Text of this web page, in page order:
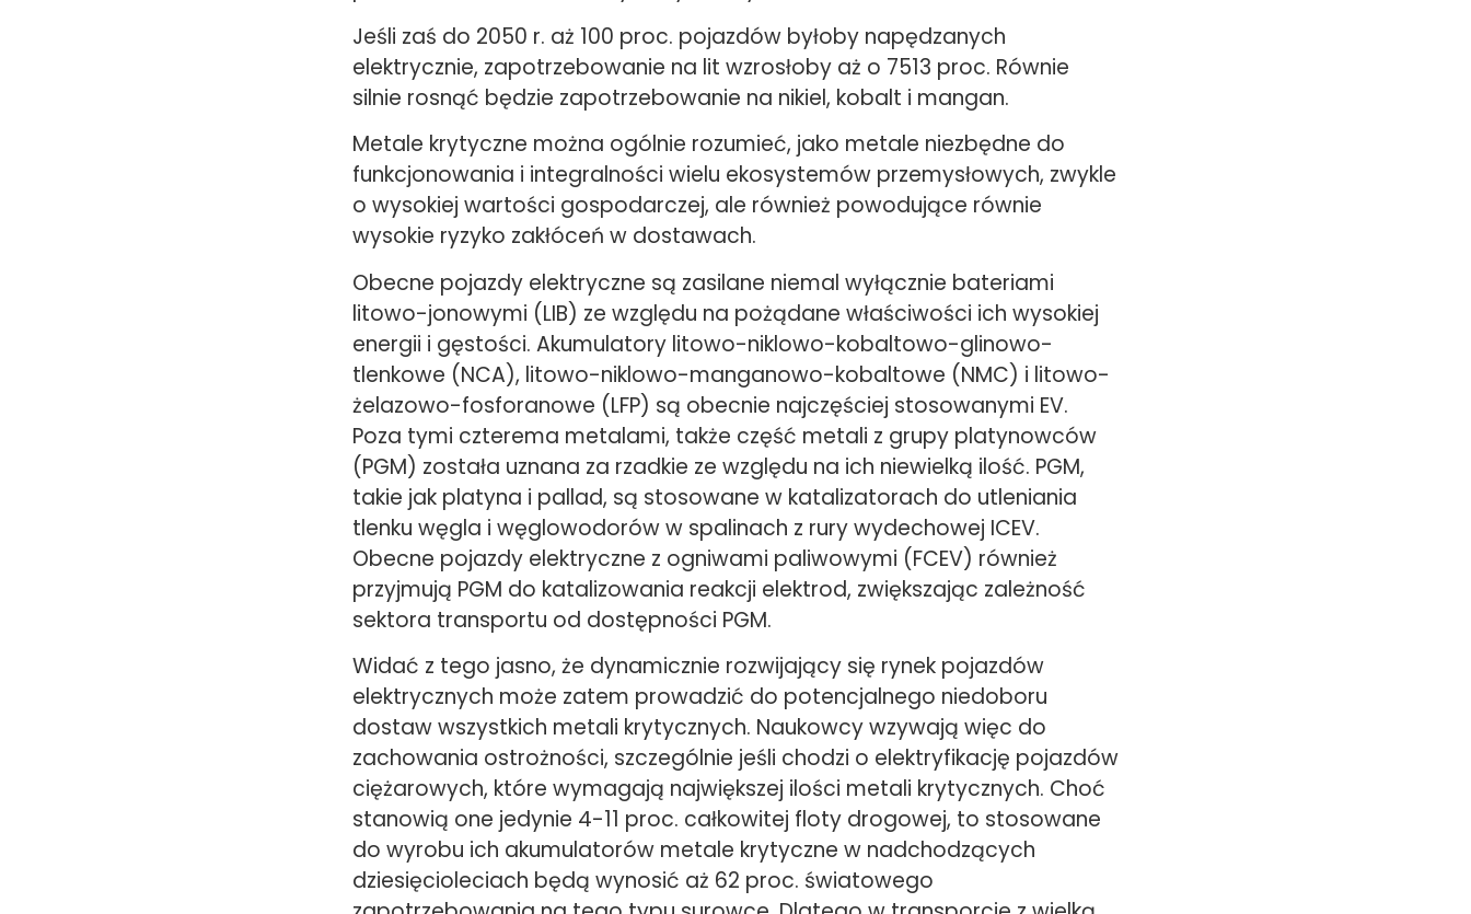
Jeśli zaś do 2050 r. aż 100 proc. pojazdów byłoby napędzanych
elektrycznie, zapotrzebowanie na lit wzrosłoby aż o 7513 proc. Równie
silnie rosnąć będzie zapotrzebowanie na nikiel, kobalt i mangan.
Metale krytyczne można ogólnie rozumieć, jako metale niezbędne do
funkcjonowania i integralności wielu ekosystemów przemysłowych, zwykle
o wysokiej wartości gospodarczej, ale również powodujące równie
wysokie ryzyko zakłóceń w dostawach.
Obecne pojazdy elektryczne są zasilane niemal wyłącznie bateriami
litowo-jonowymi (LIB) ze względu na pożądane właściwości ich wysokiej
energii i gęstości. Akumulatory litowo-niklowo-kobaltowo-glinowo-
tlenkowe (NCA), litowo-niklowo-manganowo-kobaltowe (NMC) i litowo-
żelazowo-fosforanowe (LFP) są obecnie najczęściej stosowanymi EV.
Poza tymi czterema metalami, także część metali z grupy platynowców
(PGM) została uznana za rzadkie ze względu na ich niewielką ilość. PGM,
takie jak platyna i pallad, są stosowane w katalizatorach do utleniania
tlenku węgla i węglowodorów w spalinach z rury wydechowej ICEV.
Obecne pojazdy elektryczne z ogniwami paliwowymi (FCEV) również
przyjmują PGM do katalizowania reakcji elektrod, zwiększając zależność
sektora transportu od dostępności PGM.
Widać z tego jasno, że dynamicznie rozwijający się rynek pojazdów
elektrycznych może zatem prowadzić do potencjalnego niedoboru
dostaw wszystkich metali krytycznych. Naukowcy wzywają więc do
zachowania ostrożności, szczególnie jeśli chodzi o elektryfikację pojazdów
ciężarowych, które wymagają największej ilości metali krytycznych. Choć
stanowią one jedynie 4-11 proc. całkowitej floty drogowej, to stosowane
do wyrobu ich akumulatorów metale krytyczne w nadchodzących
dziesięcioleciach będą wynosić aż 62 proc. światowego